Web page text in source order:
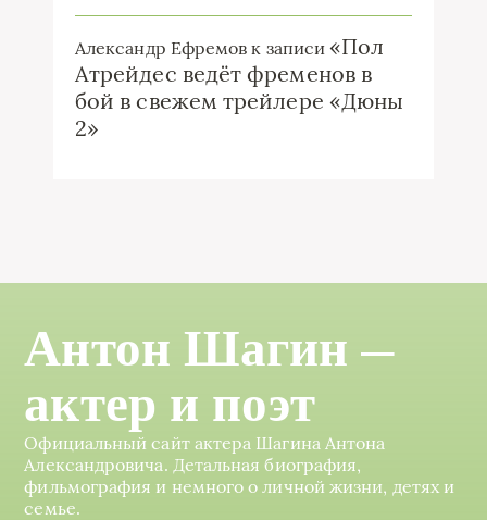
Александр Ефремов к записи«Пол
Атрейдес ведёт фременов в
бой в свежем трейлере «Дюны
2»
Антон Шагин —
актер и поэт
Официальный сайт актера Шагина Антона
Александровича. Детальная биография,
фильмография и немного о личной жизни, детях и
семье.